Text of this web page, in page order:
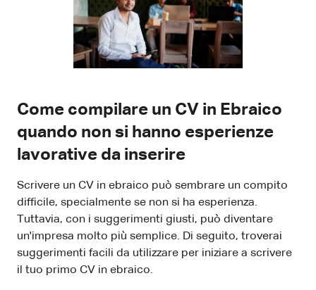
Come compilare un CV in Ebraico
quando non si hanno esperienze
lavorative da inserire
Scrivere un CV in ebraico può sembrare un compito
difficile, specialmente se non si ha esperienza.
Tuttavia, con i suggerimenti giusti, può diventare
un'impresa molto più semplice. Di seguito, troverai
suggerimenti facili da utilizzare per iniziare a scrivere
il tuo primo CV in ebraico.